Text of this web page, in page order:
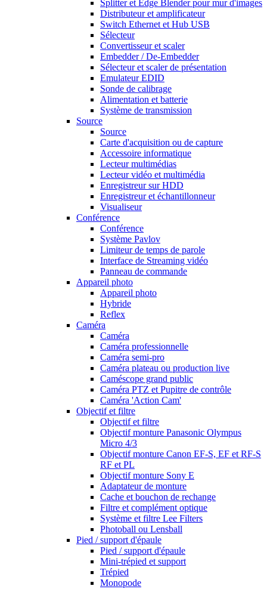
Splitter et Edge Blender pour mur d'images
Distributeur et amplificateur
Switch Ethernet et Hub USB
Sélecteur
Convertisseur et scaler
Embedder / De-Embedder
Sélecteur et scaler de présentation
Emulateur EDID
Sonde de calibrage
Alimentation et batterie
Système de transmission
Source
Source
Carte d'acquisition ou de capture
Accessoire informatique
Lecteur multimédias
Lecteur vidéo et multimédia
Enregistreur sur HDD
Enregistreur et échantillonneur
Visualiseur
Conférence
Conférence
Système Pavlov
Limiteur de temps de parole
Interface de Streaming vidéo
Panneau de commande
Appareil photo
Appareil photo
Hybride
Reflex
Caméra
Caméra
Caméra professionnelle
Caméra semi-pro
Caméra plateau ou production live
Caméscope grand public
Caméra PTZ et Pupitre de contrôle
Caméra 'Action Cam'
Objectif et filtre
Objectif et filtre
Objectif monture Panasonic Olympus
Micro 4/3
Objectif monture Canon EF-S, EF et RF-S
RF et PL
Objectif monture Sony E
Adaptateur de monture
Cache et bouchon de rechange
Filtre et complément optique
Système et filtre Lee Filters
Photoball ou Lensball
Pied / support d'épaule
Pied / support d'épaule
Mini-trépied et support
Trépied
Monopode